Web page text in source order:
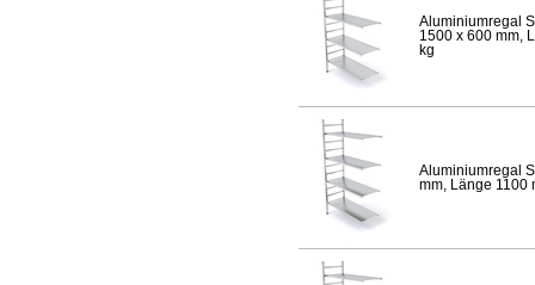
Aluminiumregal
1500 x 600 mm,
kg
Aluminiumregal
mm, Länge 1100